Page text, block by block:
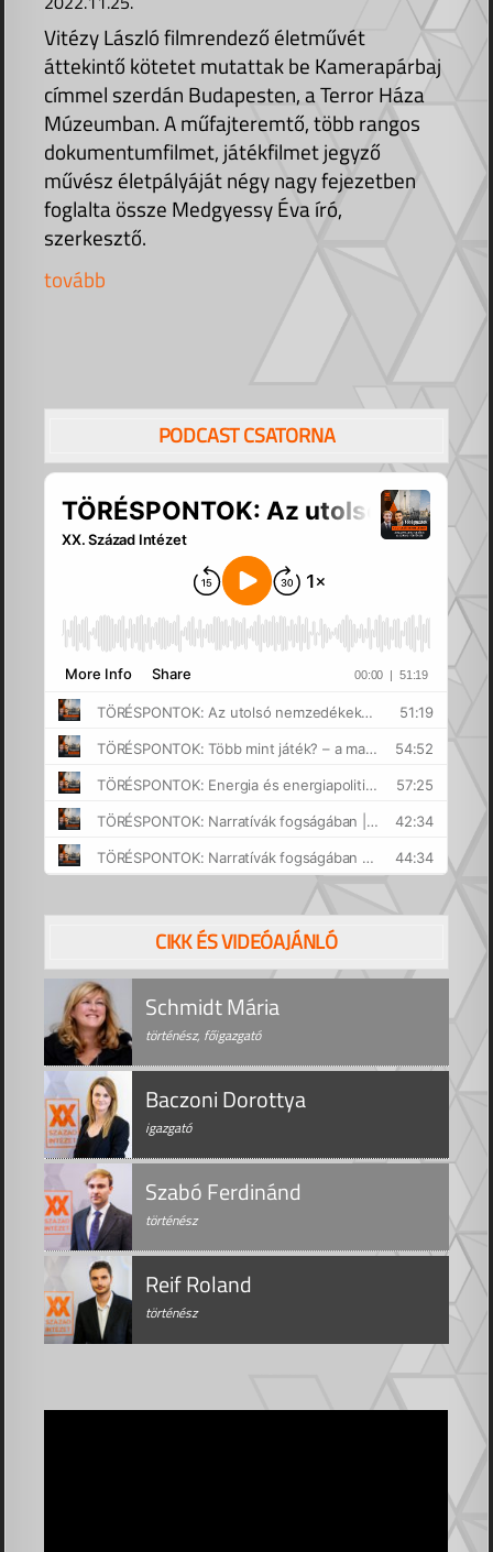
Vitézy László filmrendező életművét
áttekintő kötetet mutattak be Kamerapárbaj
címmel szerdán Budapesten, a Terror Háza
Múzeumban. A műfajteremtő, több rangos
dokumentumfilmet, játékfilmet jegyző
művész életpályáját négy nagy fejezetben
foglalta össze Medgyessy Éva író,
szerkesztő.
tovább
PODCAST CSATORNA
CIKK ÉS VIDEÓAJÁNLÓ
Schmidt Mária
történész, főigazgató
Baczoni Dorottya
igazgató
Szabó Ferdinánd
történész
Reif Roland
történész